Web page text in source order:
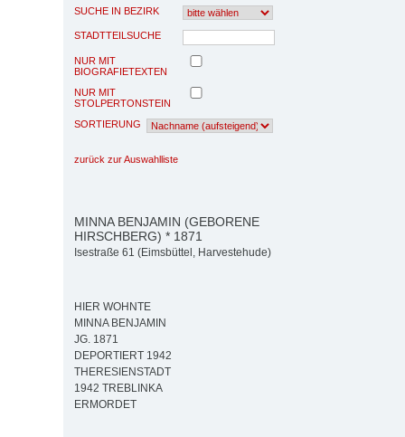
SUCHE IN BEZIRK
STADTTEILSUCHE
NUR MIT
BIOGRAFIETEXTEN
NUR MIT
STOLPERTONSTEIN
SORTIERUNG
zurück zur Auswahlliste
MINNA BENJAMIN (GEBORENE
HIRSCHBERG) * 1871
Isestraße 61 (Eimsbüttel, Harvestehude)
HIER WOHNTE
MINNA BENJAMIN
JG. 1871
DEPORTIERT 1942
THERESIENSTADT
1942 TREBLINKA
ERMORDET